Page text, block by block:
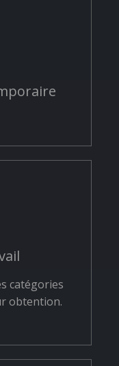
catégories
obtention.